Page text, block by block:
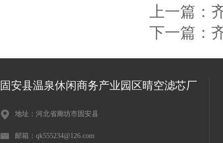
上一篇：
下一篇：
固安县温泉休闲商务产业园区晴空滤芯厂
地址：河北省廊坊市固安县
邮箱：qk555234@126.com